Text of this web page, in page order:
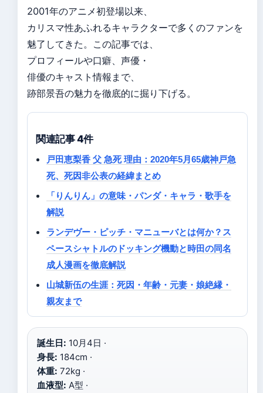
2001年のアニメ初登場以来、
カリスマ性あふれるキャラクターで多くのファンを
魅了してきた。この記事では、
プロフィールや口癖、声優・
俳優のキャスト情報まで、
跡部景吾の魅力を徹底的に掘り下げる。
関連記事 4件
戸田恵梨香 父 急死 理由：2020年5月65歳神戸急
死、死因非公表の経緯まとめ
「りんりん」の意味・パンダ・キャラ・歌手を
解説
ランデヴー・ピッチ・マニューバとは何か？ス
ペースシャトルのドッキング機動と時田の同名
成人漫画を徹底解説
山城新伍の生涯：死因・年齢・元妻・娘絶縁・
親友まで
誕生日: 10月4日 ·
身長: 184cm ·
体重: 72kg ·
血液型: A型 ·